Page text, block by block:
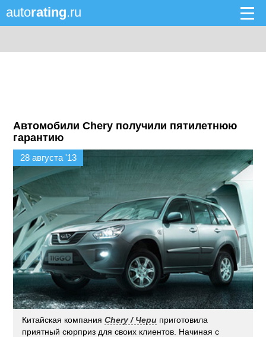
autorating.ru
Автомобили Chery получили пятилетнюю
гарантию
28 августа '13
Китайская компанияChery / Чери приготовила
приятный сюрприз для своих клиентов. Начиная с